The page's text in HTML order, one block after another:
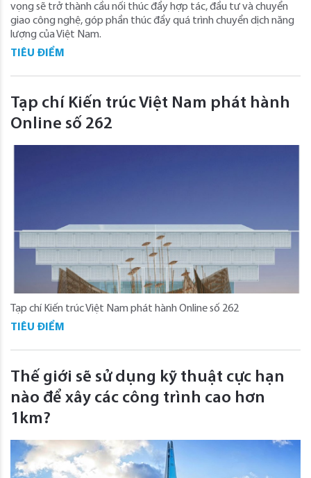
vọng sẽ trở thành cầu nối thúc đẩy hợp tác, đầu tư và chuyển
giao công nghệ, góp phần thúc đẩy quá trình chuyển dịch năng
lượng của Việt Nam.
TIÊU ĐIỂM
Tạp chí Kiến trúc Việt Nam phát hành
Online số 262
Tạp chí Kiến trúc Việt Nam phát hành Online số 262
TIÊU ĐIỂM
Thế giới sẽ sử dụng kỹ thuật cực hạn
nào để xây các công trình cao hơn
1km?